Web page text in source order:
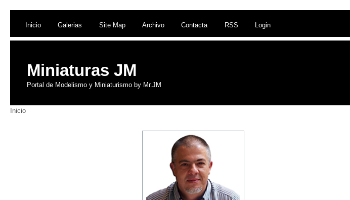
Inicio Galerias Site Map Archivo Contacta RSS Login
Miniaturas JM
Portal de Modelismo y Miniaturismo by Mr.JM
Inicio